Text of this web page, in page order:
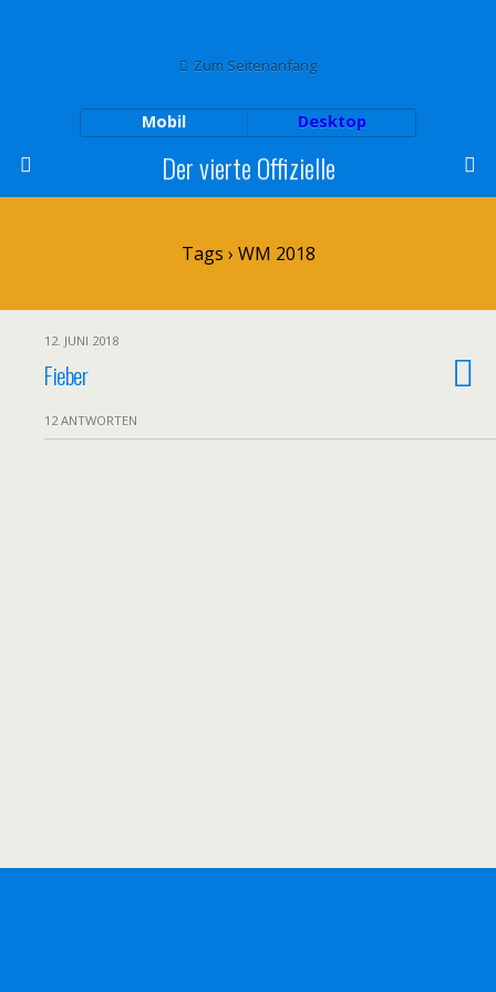
Zum Seitenanfang
Mobil Desktop
Der vierte Offizielle
Tags › WM 2018
12. JUNI 2018
Fieber
12 ANTWORTEN